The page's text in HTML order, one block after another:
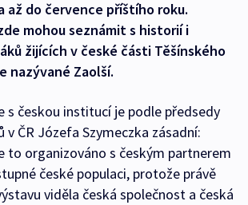
až do července příštího roku.
mohou seznámit s historií i
žijících v české části Těšínského
nazývané Zaolší.
s českou institucí je podle předsedy
v ČR Józefa Szymeczka zásadní:
to organizováno s českým partnerem
české populaci, protože právě
viděla česká společnost a česká